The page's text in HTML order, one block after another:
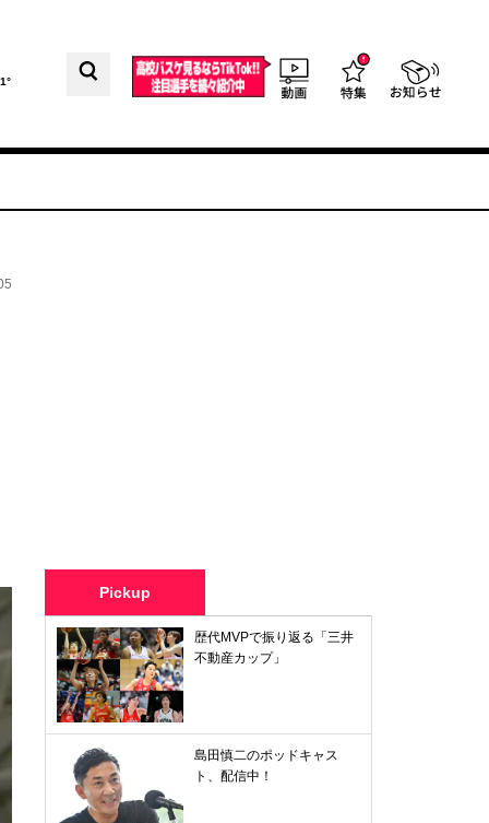
Pickup
歴代MVPで振り返る「三井
不動産カップ」
島田慎二のポッドキャス
ト、配信中！